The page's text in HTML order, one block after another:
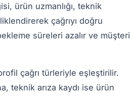
ürün uzmanlığı, teknik
çağrıyı doğru
süreleri azalır ve müşteri
çağrı türleriyle eşleştirilir.
teknik arıza kaydı ise ürün